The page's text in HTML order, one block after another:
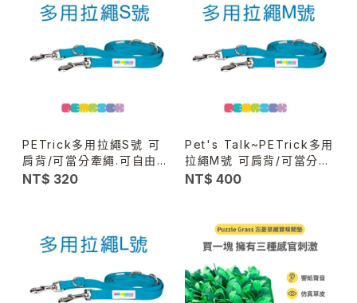
PETrick多用拉繩S號 可
肩背/可當分牽繩.可自由變
化長短
NT$ 320
Pet's Talk~PETrick多用
拉繩M號 可肩背/可當分牽
繩.可自由變化長短
NT$ 400